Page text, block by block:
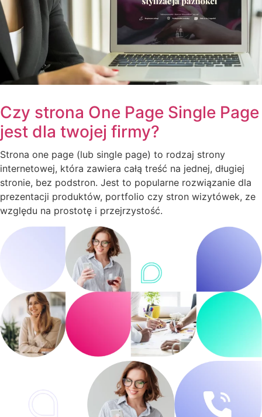
Czy strona One Page Single Page
jest dla twojej firmy?
Strona one page (lub single page) to rodzaj strony
internetowej, która zawiera całą treść na jednej, długiej
stronie, bez podstron. Jest to popularne rozwiązanie dla
prezentacji produktów, portfolio czy stron wizytówek, ze
względu na prostotę i przejrzystość.